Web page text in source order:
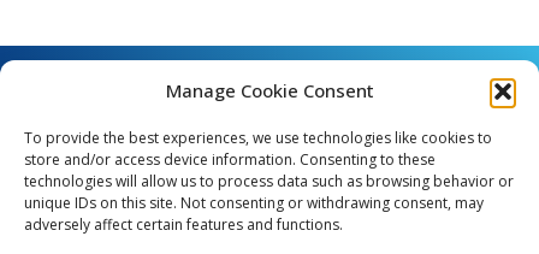
Manage Cookie Consent
To provide the best experiences, we use technologies like cookies to
store and/or access device information. Consenting to these
technologies will allow us to process data such as browsing behavior or
unique IDs on this site. Not consenting or withdrawing consent, may
adversely affect certain features and functions.
Angel Guimerà, 8 - 08289 Copons